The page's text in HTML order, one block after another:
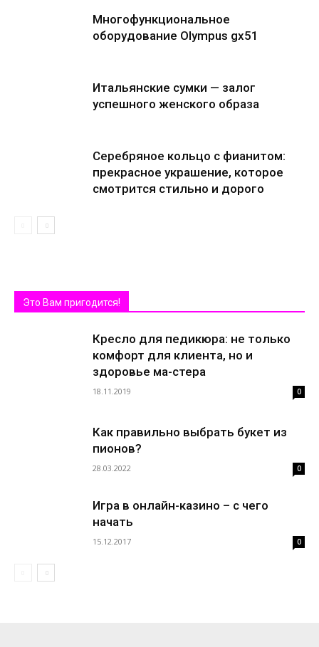
Многофункциональное
оборудование Olympus gx51
Итальянские сумки — залог
успешного женского образа
Серебряное кольцо с фианитом:
прекрасное украшение, которое
смотрится стильно и дорого
Это Вам пригодится!
Кресло для педикюра: не только
комфорт для клиента, но и
здоровье ма-стера
18.11.2019 0
Как правильно выбрать букет из
пионов?
28.03.2022 0
Игра в онлайн-казино – с чего
начать
15.12.2017 0